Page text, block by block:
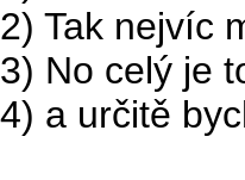
2) Tak nejvíc
3) No celý je
4) a určitě